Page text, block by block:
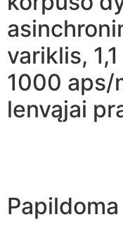
variklis,
1000 aps/
lenvąjai